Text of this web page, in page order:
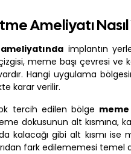
Ameliyatı Nasıl
implantın
çizgisi, meme başı çevresi
Hangi uygulama
karar verilir.
tercih edilen bölge meme
dokusunun alt kısmına,
kalacağı gibi alt kısmı
fark edilememesi temel